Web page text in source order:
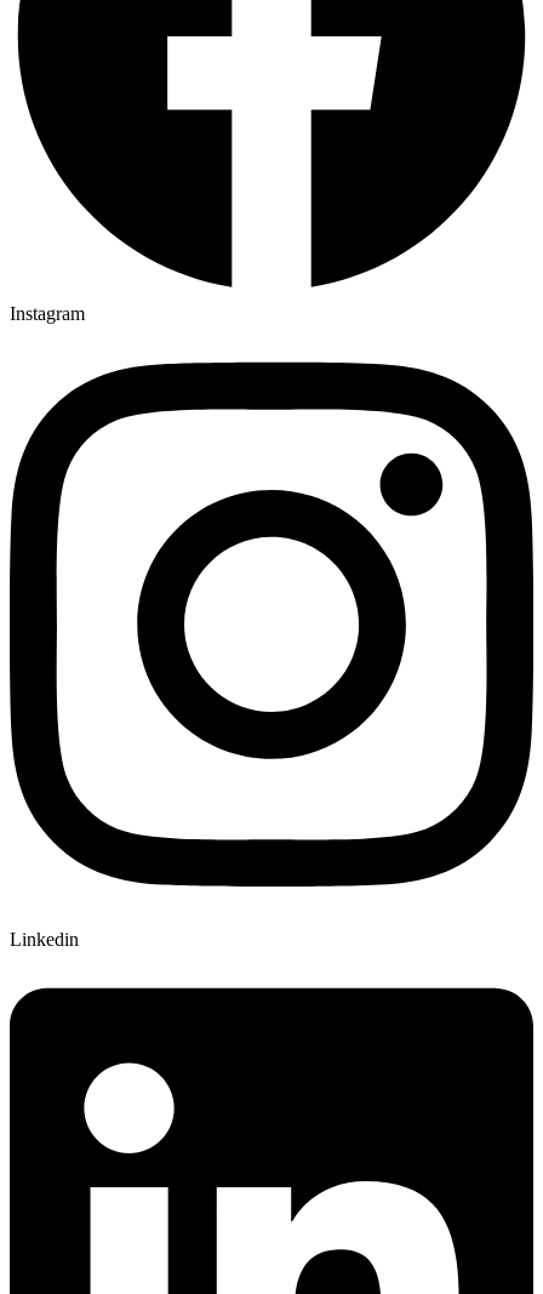
Instagram
Linkedin